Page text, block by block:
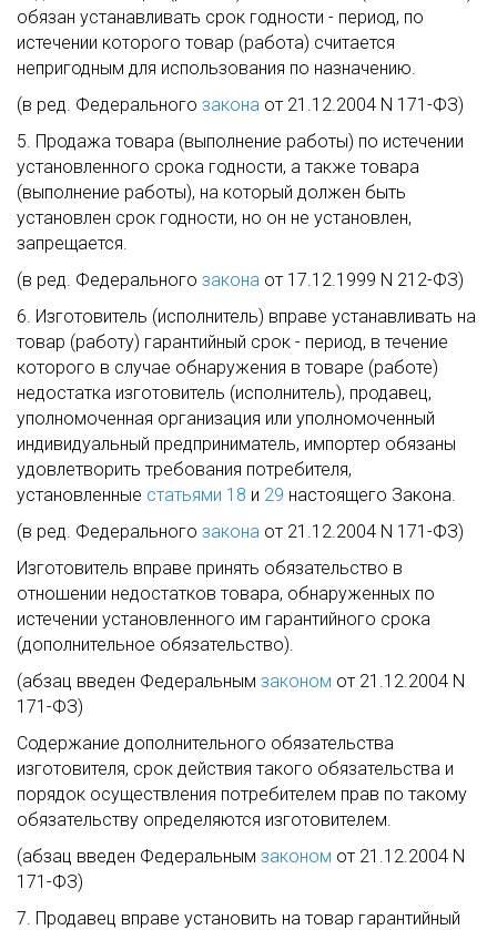
обязан устанавливать срок годности - период, по
истечении которого товар (работа) считается
непригодным для использования по назначению.
(в ред. Федерального закона от 21.12.2004 N 171-ФЗ)
5. Продажа товара (выполнение работы) по истечении
установленного срока годности, а также товара
(выполнение работы), на который должен быть
установлен срок годности, но он не установлен,
запрещается.
(в ред. Федерального закона от 17.12.1999 N 212-ФЗ)
6. Изготовитель (исполнитель) вправе устанавливать на
товар (работу) гарантийный срок - период, в течение
которого в случае обнаружения в товаре (работе)
недостатка изготовитель (исполнитель), продавец,
уполномоченная организация или уполномоченный
индивидуальный предприниматель, импортер обязаны
удовлетворить требования потребителя,
установленные статьями 18 и 29 настоящего Закона.
(в ред. Федерального закона от 21.12.2004 N 171-ФЗ)
Изготовитель вправе принять обязательство в
отношении недостатков товара, обнаруженных по
истечении установленного им гарантийного срока
(дополнительное обязательство).
(абзац введен Федеральным законом от 21.12.2004 N
171-ФЗ)
Содержание дополнительного обязательства
изготовителя, срок действия такого обязательства и
порядок осуществления потребителем прав по такому
обязательству определяются изготовителем.
(абзац введен Федеральным законом от 21.12.2004 N
171-ФЗ)
7. Продавец вправе установить на товар гарантийный